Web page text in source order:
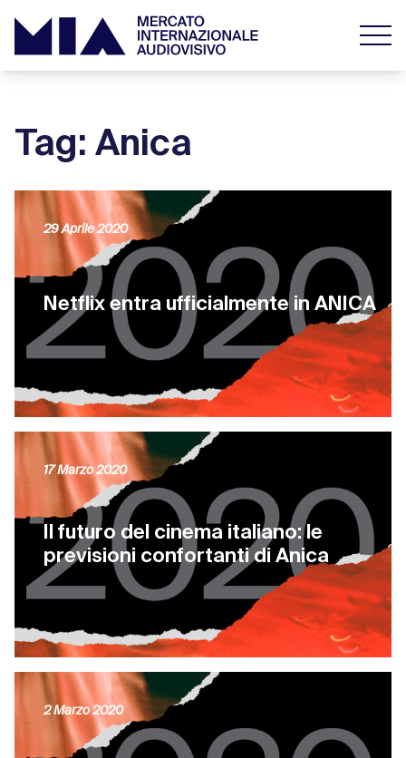
Tag: Anica
Netflix entra ufficialmente in ANICA
29 Aprile 2020
Il futuro del cinema italiano: le
previsioni confortanti di Anica
17 Marzo 2020
2 Marzo 2020